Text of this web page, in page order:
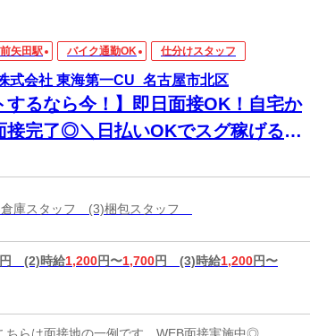
矢田駅 バイク通勤OK 仕分けスタッフ
式会社 東海第一CU_名古屋市北区
するなら今！】即日面接OK！自宅か
接完了◎＼日払いOKでスグ稼げる／
庫スタッフ (3)梱包スタッフ
円 (2)時給1,200円〜1,700円 (3)時給1,200円〜